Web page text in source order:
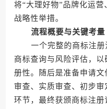
将“大理好物”品牌化运
战略性举措。
流程概要与关键考量
一个完整的商标注册
商标查询与风险评估，
册性。随后是准备申请
审查、实质审查、初步
环节，最终获颁商标注